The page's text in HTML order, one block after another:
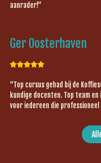
aanrader!”
Ger Oosterhaven

“Top cursus gehad bij de
kundige docenten. Top team
voor iedereen die